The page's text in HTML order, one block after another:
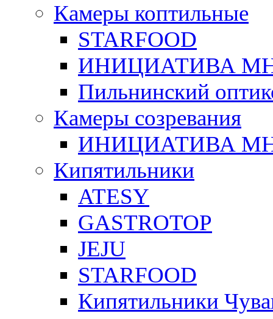
Камеры коптильные
STARFOOD
ИНИЦИАТИВА
Пильнинский
Камеры созревания
ИНИЦИАТИВА
Кипятильники
ATESY
GASTROTOP
JEJU
STARFOOD
Кипятильники